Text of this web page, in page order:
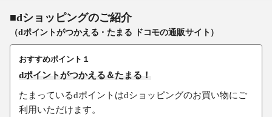
■dショッピングのご紹介
（dポイントがつかえる・たまる ドコモの通販サイト）
おすすめポイント１
dポイントがつかえる＆たまる！
たまっているdポイントはdショッピングのお買い物にご
利用いただけます。